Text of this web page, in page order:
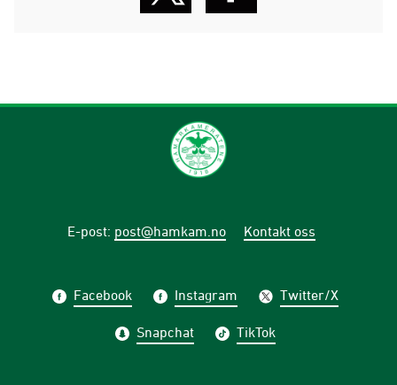
E-post: post@hamkam.no Kontakt oss
Facebook Instagram Twitter/X
Snapchat TikTok